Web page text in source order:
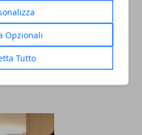
Opzionali
Tuttol’isolamento